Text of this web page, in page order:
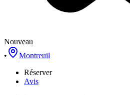
Nouveau
•
Montreuil
Réserver
Avis